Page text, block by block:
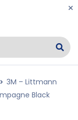
3M – Littmann
Black